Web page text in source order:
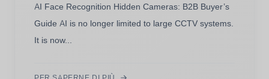
AI Face Recognition Hidden Cameras: B2B Buyer’s
Guide AI is no longer limited to large CCTV systems.
It is now...